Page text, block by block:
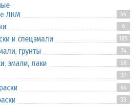
ЛКМ
54
6
и спецэмали 185
грунты 74
эмали, лаки 58
32
44
33